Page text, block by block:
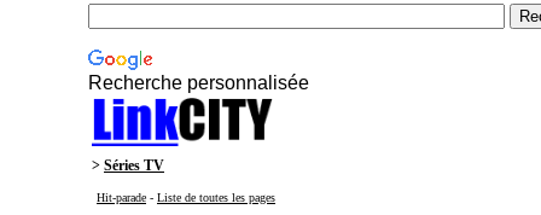
Recherche personnalisée
> Séries TV
Hit-parade - Liste de toutes les pages